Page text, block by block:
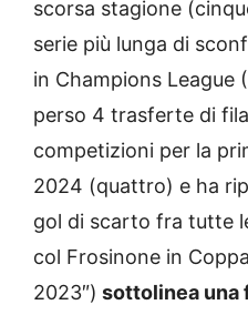
scorsa stagione
serie più lunga di
in Champions League
perso 4 trasferte di
competizioni per la
2024 (quattro) e ha
gol di scarto fra tutte
col Frosinone in
2023″) sottolinea una